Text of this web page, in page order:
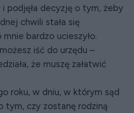
podjęła decyzję o tym, żeby
chwili stała się
bardzo ucieszyło.
iść do urzędu –
że muszę załatwić
roku, w dniu, w którym sąd
tym, czy zostanę rodziną